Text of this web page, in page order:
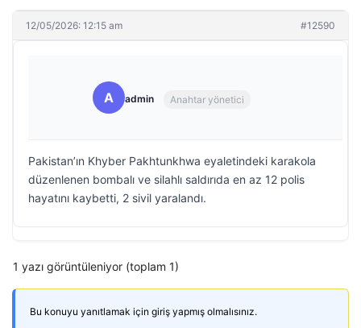
12/05/2026: 12:15 am #12590
A admin Anahtar yönetici
Pakistan’ın Khyber Pakhtunkhwa eyaletindeki karakola
düzenlenen bombalı ve silahlı saldırıda en az 12 polis
hayatını kaybetti, 2 sivil yaralandı.
1 yazı görüntüleniyor (toplam 1)
Bu konuyu yanıtlamak için giriş yapmış olmalısınız.